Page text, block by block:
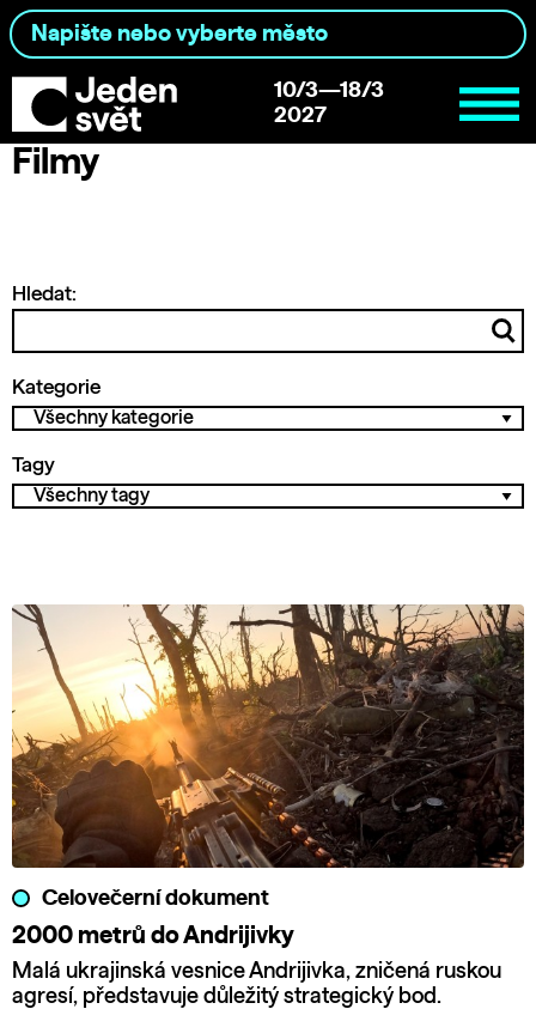
10/3—18/3
2027
Filmy
Hledat:
Kategorie
Tagy
Celovečerní dokument
2000 metrů do Andrijivky
Malá ukrajinská vesnice Andrijivka, zničená ruskou
agresí, představuje důležitý strategický bod.